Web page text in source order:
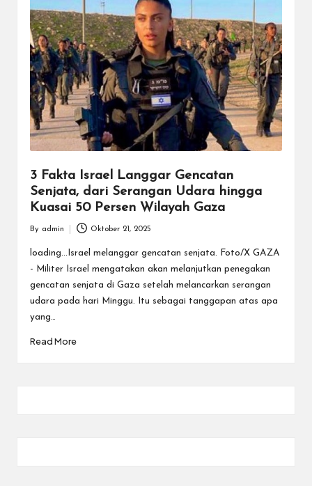
3 Fakta Israel Langgar Gencatan
Senjata, dari Serangan Udara hingga
Kuasai 50 Persen Wilayah Gaza
by
By admin Oktober 21, 2025
loading...Israel melanggar gencatan senjata. Foto/X GAZA
- Militer Israel mengatakan akan melanjutkan penegakan
gencatan senjata di Gaza setelah melancarkan serangan
udara pada hari Minggu. Itu sebagai tanggapan atas apa
yang…
Read More